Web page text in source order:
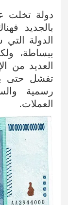
دولة تخلت
بالجديد
الدولة
ببساطة،
تفشل حتى
رسمية
العملات.